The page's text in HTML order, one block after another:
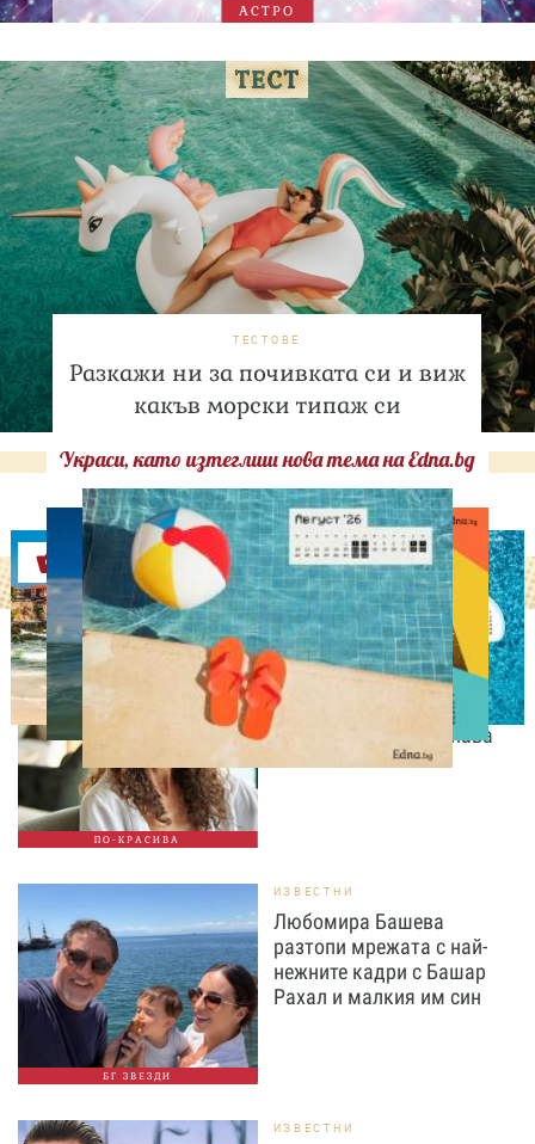
АСТРО
ТЕСТОВЕ
Разкажи ни за почивката си и виж
какъв морски типаж си
Украси, като изтеглиш нова тема на Edna.bg
Оферти
ПО-КРАСИВА
СВОБОДНО ВРЕМЕ
9 неща, които състаряват
жената след 35 години –
без дори да ги осъзнава
БГ ЗВЕЗДИ
ИЗВЕСТНИ
Любомира Башева
разтопи мрежата с най-
нежните кадри с Башар
Рахал и малкия им син
ИЗВЕСТНИ